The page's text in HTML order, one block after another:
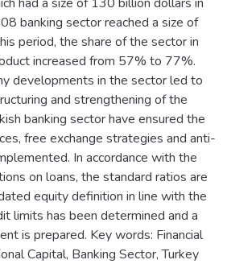
banking sector reached a size of
period, the share of the sector in
increased from 57% to 77%.
developments in the sector led to
and strengthening of the
banking sector have ensured the
free exchange strategies and anti-
In accordance with the
on loans, the standard ratios are
equity definition in line with the
limits has been determined and a
is prepared. Key words: Financial
Capital, Banking Sector, Turkey